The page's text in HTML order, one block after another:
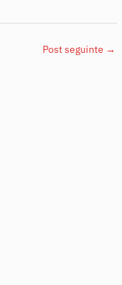
Post seguinte →